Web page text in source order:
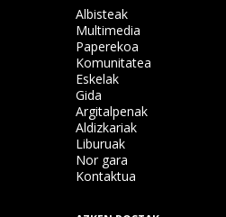
Albisteak
Multimedia
Paperekoa
Komunitatea
Eskelak
Gida
Argitalpenak
Aldizkariak
Liburuak
Nor gara
Kontaktua